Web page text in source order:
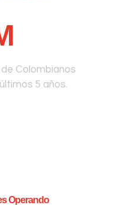
Colombianos
5 años.
Operando